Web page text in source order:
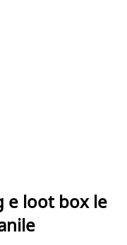
e loot box le